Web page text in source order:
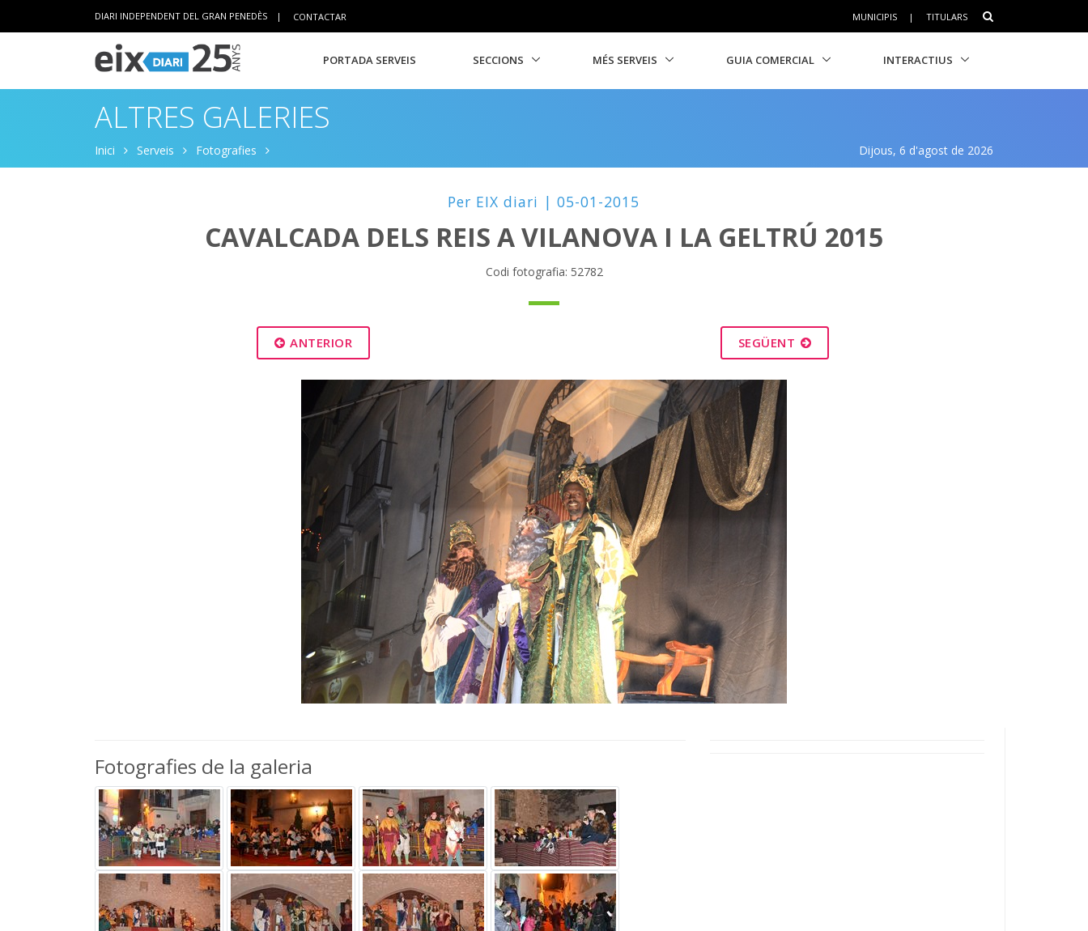
DIARI INDEPENDENT DEL GRAN PENEDÈS | CONTACTAR MUNICIPIS | TITULARS
PORTADA SERVEIS SECCIONS MÉS SERVEIS GUIA COMERCIAL INTERACTIUS
ALTRES GALERIES
Inici Serveis Fotografies Dijous, 6 d'agost de 2026
Per EIX diari | 05-01-2015
CAVALCADA DELS REIS A VILANOVA I LA GELTRÚ 2015
Codi fotografia: 52782
ANTERIOR SEGÜENT
Fotografies de la galeria